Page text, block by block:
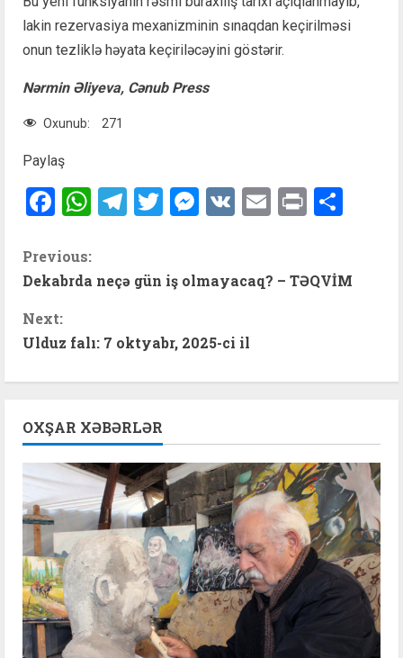
lakin rezervasiya mexanizminin sınaqdan keçirilməsi
onun tezliklə həyata keçiriləcəyini göstərir.
Nərmin Əliyeva, Cənub Press
Oxunub: 271
Paylaş
Facebook
WhatsApp
Telegram
Twitter
Messenger
VK Email
Print
C
n
t
n
u
e
R
e
a
Previous:
Dekabrda neçə gün iş olmayacaq? – TƏQVİM
Next:
Ulduz falı: 7 oktyabr, 2025-ci il
OXŞAR XƏBƏRLƏR